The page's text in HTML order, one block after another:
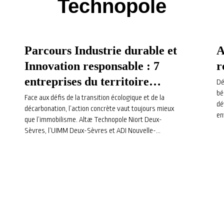
Technopole
Parcours Industrie durable et
Innovation responsable : 7
entreprises du territoire
s’engagent dans une
trajectoire pour l’avenir
Face aux défis de la transition écologique et de la
décarbonation, l’action concrète vaut toujours mieux
que l’immobilisme. Altæ Technopole Niort Deux-
Sèvres, l’UIMM Deux-Sèvres et ADI Nouvelle-